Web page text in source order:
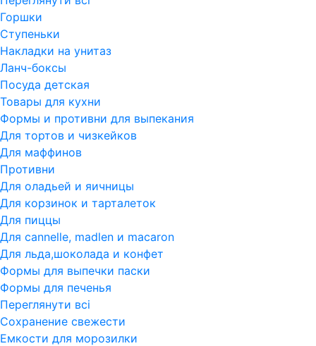
Горшки
Ступеньки
Накладки на унитаз
Ланч-боксы
Посуда детская
Товары для кухни
Формы и противни для выпекания
Для тортов и чизкейков
Для маффинов
Противни
Для оладьей и яичницы
Для корзинок и тарталеток
Для пиццы
Для cannelle, madlen и macaron
Для льда,шоколада и конфет
Формы для выпечки паски
Формы для печенья
Переглянути всi
Сохранение свежести
Емкости для морозилки